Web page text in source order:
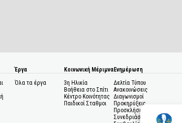
Έργα
Όλα τα έργα
Κοινωνική Μέριμνα
3η Ηλικία
Βοήθεια στο Σπίτι
Κέντρο Κοινότητας
Παιδικοί Σταθμοι
Ενημέρωση
Δελτία Τύπου
Ανακοινώσεις
Διαγωνισμοί
Προκηρύξεις
Προσκλήσεις σε
Συνεδριάσεις Δημοτικού